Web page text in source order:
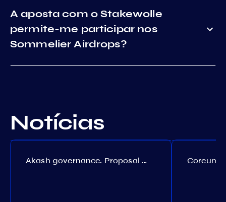
A aposta com o Stakewolle
permite-me participar nos
Sommelier Airdrops?
Notícias
Akash governance. Proposal №308